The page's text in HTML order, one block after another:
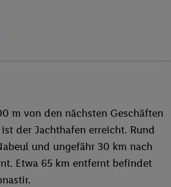
m von den nächsten Geschäften
der Jachthafen erreicht. Rund
und ungefähr 30 km nach
Etwa 65 km entfernt befindet